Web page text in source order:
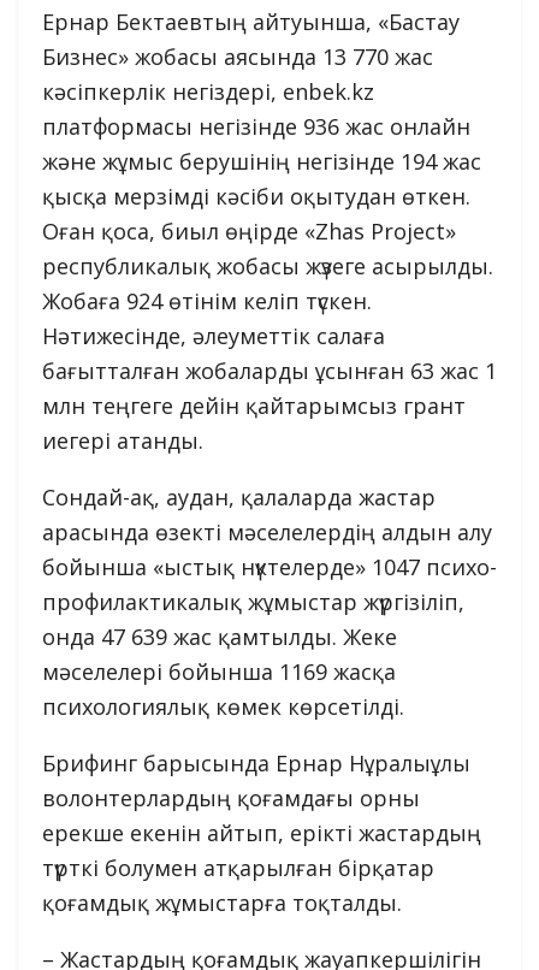
Ернар Бектаевтың айтуынша, «Бастау
Бизнес» жобасы аясында 13 770 жас
кәсіпкерлік негіздері, enbek.kz
платформасы негізінде 936 жас онлайн
және жұмыс берушінің негізінде 194 жас
қысқа мерзімді кәсіби оқытудан өткен.
Оған қоса, биыл өңірде «Zhas Project»
республикалық жобасы жүзеге асырылды.
Жобаға 924 өтінім келіп түскен.
Нәтижесінде, әлеуметтік салаға
бағытталған жобаларды ұсынған 63 жас 1
млн теңгеге дейін қайтарымсыз грант
иегері атанды.
Сондай-ақ, аудан, қалаларда жастар
арасында өзекті мәселелердің алдын алу
бойынша «ыстық нүктелерде» 1047 психо-
профилактикалық жұмыстар жүргізіліп,
онда 47 639 жас қамтылды. Жеке
мәселелері бойынша 1169 жасқа
психологиялық көмек көрсетілді.
Брифинг барысында Ернар Нұралыұлы
волонтерлардың қоғамдағы орны
ерекше екенін айтып, ерікті жастардың
түрткі болумен атқарылған бірқатар
қоғамдық жұмыстарға тоқталды.
– Жастардың қоғамдық жауапкершілігін